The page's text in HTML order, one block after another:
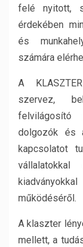
felé nyitott,
érdekében
és
számára
A
szervez,
felvilágosító
dolgozók és
kapcsolatot
vállalatokkal
működéséről.
A klaszter
mellett, a